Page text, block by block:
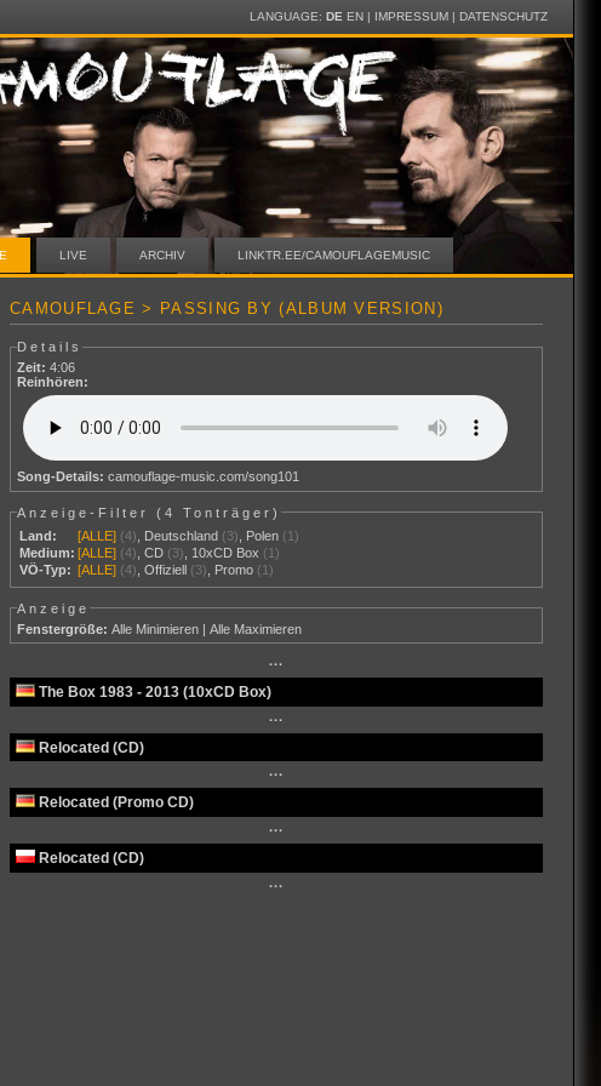
LANGUAGE: DE EN| IMPRESSUM| DATENSCHUTZ
LIVE ARCHIV LINKTR.EE/CAMOUFLAGEMUSIC
CAMOUFLAGE > PASSING BY (ALBUM VERSION)
Details
Zeit: 4:06
Reinhören:
Song-Details: camouflage-music.com/song101
Anzeige-Filter (4 Tonträger)
Land:
[ALLE] (4) Deutschland (3) Polen (1)
Medium: [ALLE] (4) ,CD (3) 10xCD Box (1)
VÖ-Typ: [ALLE] (4) ,Offiziell (3) Promo (1)
Anzeige
Fenstergröße: Alle Minimieren |Alle Maximieren
···
The Box 1983 - 2013 (10xCD Box)
···
Relocated (CD)
···
Relocated (Promo CD)
···
Relocated (CD)
···